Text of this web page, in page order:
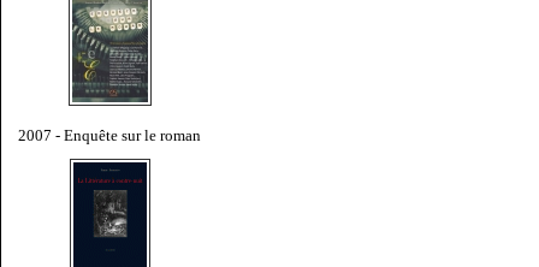
2007 - Enquête sur le roman